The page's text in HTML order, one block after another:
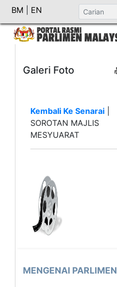
BM EN
Galeri Foto
Kembali Ke Senarai
SOROTAN MAJLIS
MESYUARAT
MENGENAI PARLIMEN